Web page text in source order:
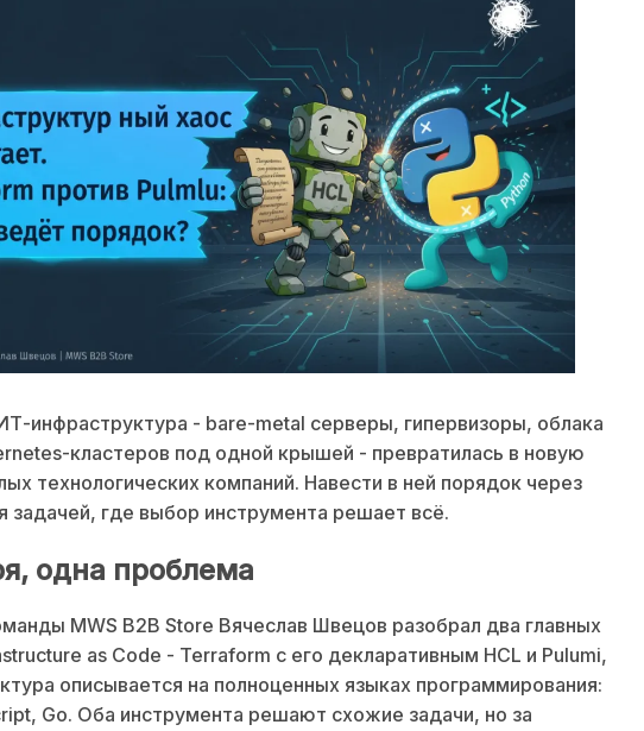
инфраструктура - bare-metal серверы, гипервизоры, облака
кластеров под одной крышей - превратилась в новую
технологических компаний. Навести в ней порядок через
задачей, где выбор инструмента решает всё.
одна проблема
MWS B2B Store Вячеслав Швецов разобрал два главных
as Code - Terraform с его декларативным HCL и Pulumi,
описывается на полноценных языках программирования:
Go. Оба инструмента решают схожие задачи, но за